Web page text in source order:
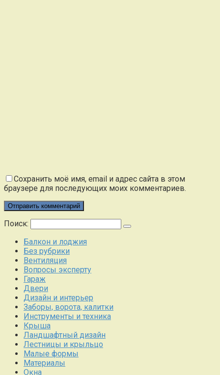
Сохранить моё имя, email и адрес сайта в этом
браузере для последующих моих комментариев.
Поиск:
Балкон и лоджия
Без рубрики
Вентиляция
Вопросы эксперту
Гараж
Двери
Дизайн и интерьер
Заборы, ворота, калитки
Инструменты и техника
Крыша
Ландшафтный дизайн
Лестницы и крыльцо
Малые формы
Материалы
Окна